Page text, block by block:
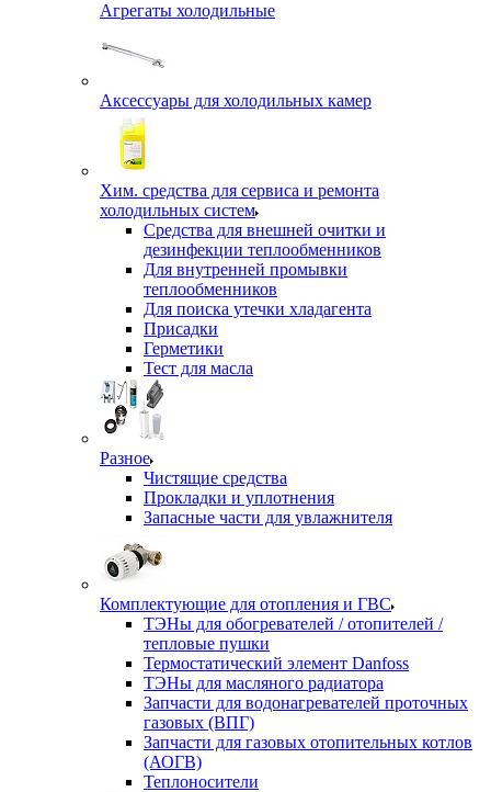
Агрегаты холодильные
Аксессуары для холодильных камер
Хим. средства для сервиса и ремонта
холодильных систем
Средства для внешней очитки и
дезинфекции теплообменников
Для внутренней промывки
теплообменников
Для поиска утечки хладагента
Присадки
Герметики
Тест для масла
Разное
Чистящие средства
Прокладки и уплотнения
Запасные части для увлажнителя
Комплектующие для отопления и ГВС
ТЭНы для обогревателей / отопителей /
тепловые пушки
Термостатический элемент Danfoss
ТЭНы для масляного радиатора
Запчасти для водонагревателей проточных
газовых (ВПГ)
Запчасти для газовых отопительных котлов
(АОГВ)
Теплоносители